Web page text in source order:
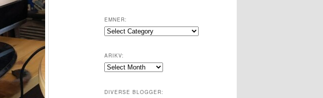
EMNER:
Emner:
ARIKV:
Arikv:
DIVERSE BLOGGER: